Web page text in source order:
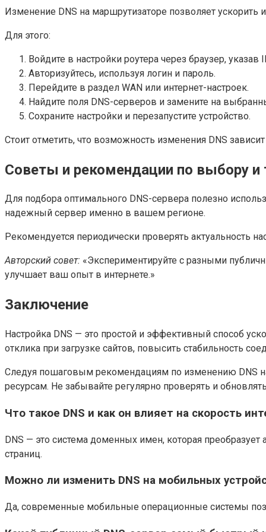
Изменение DNS на маршрутизаторе позволяет ускорить
Для этого:
Войдите в настройки роутера через браузер,
Авторизуйтесь, используя логин и пароль.
Перейдите в раздел WAN или интернет-настроек.
Найдите поля DNS-серверов и замените на
Сохраните настройки и перезапустите устройство.
Стоит отметить, что возможность изменения DNS
Советы и рекомендации по выбору и
Для подбора оптимального DNS-сервера полезно
надежный сервер именно в вашем регионе.
Рекомендуется периодически проверять актуальность
Авторский совет: «Экспериментируйте с разными
улучшает ваш опыт в интернете.»
Заключение
Настройка DNS — это простой и эффективный способ
отклика при загрузке сайтов, повысить стабильность
Следуя пошаговым рекомендациям по изменению DNS
ресурсам. Не забывайте регулярно проверять и
Что такое DNS и как он влияет на скорость
DNS — это система доменных имен, которая
страниц.
Можно ли изменить DNS на мобильных
Да, современные мобильные операционные системы